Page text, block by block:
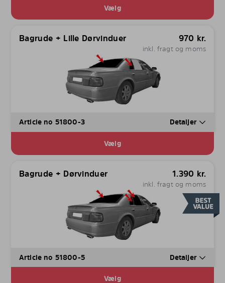
Vælg
Bagrude + Lille Dørvinduer 970 kr.
inkl. fragt og moms
Article no 51800-3 Detaljer
Vælg
Bagrude + Dørvinduer 1.390 kr.
inkl. fragt og moms
Article no 51800-5 Detaljer
Vælg